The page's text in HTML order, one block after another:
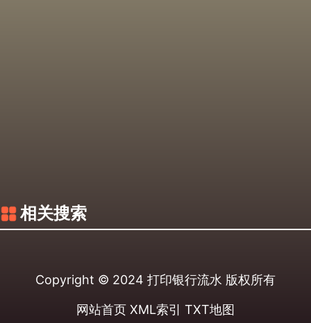
相关搜索
Copyright © 2024 打印银行流水 版权所有
网站首页 XML索引 TXT地图